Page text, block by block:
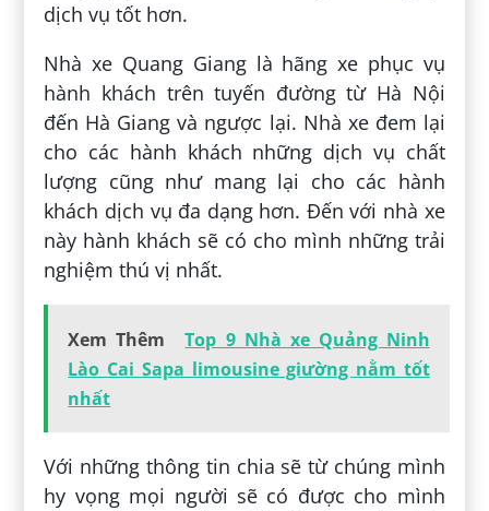
dịch vụ tốt hơn.
Nhà xe Quang Giang là hãng xe phục vụ
hành khách trên tuyến đường từ Hà Nội
đến Hà Giang và ngược lại. Nhà xe đem lại
cho các hành khách những dịch vụ chất
lượng cũng như mang lại cho các hành
khách dịch vụ đa dạng hơn. Đến với nhà xe
này hành khách sẽ có cho mình những trải
nghiệm thú vị nhất.
Xem Thêm
Top 9 Nhà xe Quảng Ninh
Lào Cai Sapa limousine giường nằm tốt
nhất
Với những thông tin chia sẽ từ chúng mình
hy vọng mọi người sẽ có được cho mình